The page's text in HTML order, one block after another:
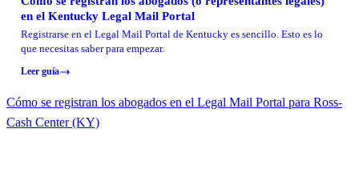
en el Kentucky Legal Mail Portal
Registrarse en el Legal Mail Portal de Kentucky es sencillo. Esto es lo
que necesitas saber para empezar.
Leer guía
Cómo se registran los abogados en el Legal Mail Portal para Ross-
Cash Center (KY)